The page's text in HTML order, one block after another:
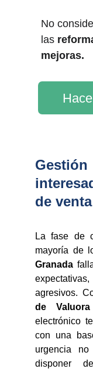
No
las
mejoras.
de
La fase de
mayoría de
Granada
agresivos.
de Valuora
electrónico
con una
urgencia
disponer